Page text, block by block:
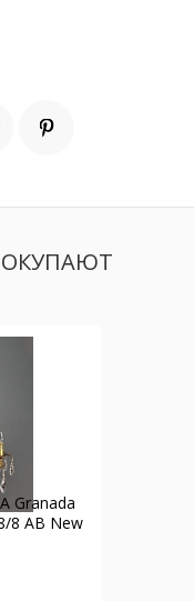
Granada
8 AB New